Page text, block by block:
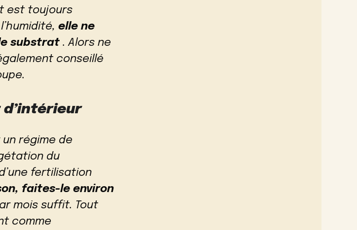
est toujours
elle ne
substrat . Alors ne
conseillé
régime de
du
fertilisation
faites-le environ
mois suffit. Tout
comme